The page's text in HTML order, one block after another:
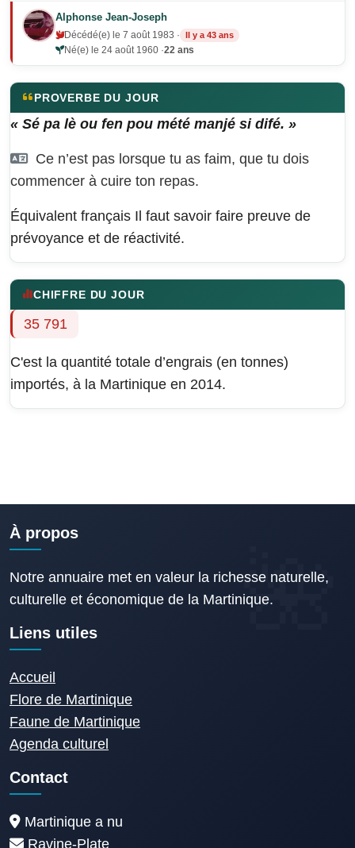
Alphonse Jean-Joseph
Décédé(e) le 7 août 1983 · Il y a 43 ans
Né(e) le 24 août 1960 ·22 ans
PROVERBE DU JOUR
« Sé pa lè ou fen pou mété manjé si difé. »
Ce n’est pas lorsque tu as faim, que tu dois
commencer à cuire ton repas.
Équivalent français Il faut savoir faire preuve de
prévoyance et de réactivité.
CHIFFRE DU JOUR
35 791
C'est la quantité totale d’engrais (en tonnes)
importés, à la Martinique en 2014.
À propos
Notre annuaire met en valeur la richesse naturelle,
culturelle et économique de la Martinique.
Liens utiles
Accueil
Flore de Martinique
Faune de Martinique
Agenda culturel
Contact
Martinique a nu
Ravine-Plate